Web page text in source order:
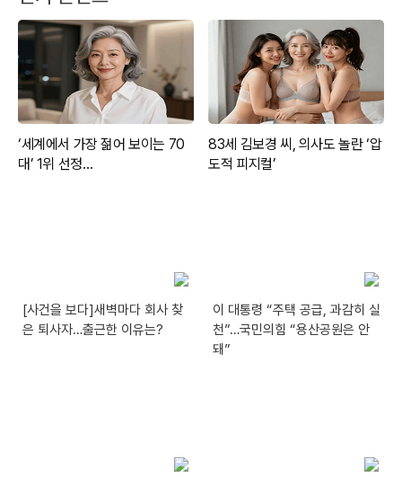
[사건을 보다]새벽마다 회사 찾
은 퇴사자…출근한 이유는?
이 대통령 “주택 공급, 과감히 실
천”…국민의힘 “용산공원은 안
돼”